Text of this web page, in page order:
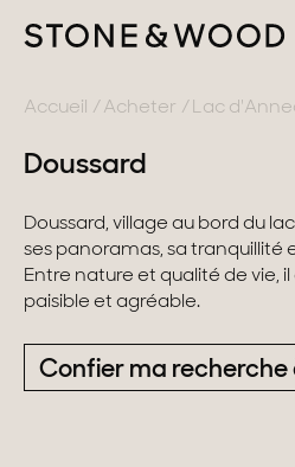
ACHETER
ESTIMER & VENDRE
L'AGENCE
CONTACT
FR
RETOUR
Lac d'Annecy
Genevois
Pays de Gex
Montagne
Accueil Acheter Lac
Doussard
Doussard, village au bord du
ses panoramas, sa tranquillité
Entre nature et qualité de vie, il
paisible et agréable.
Confier ma recherche